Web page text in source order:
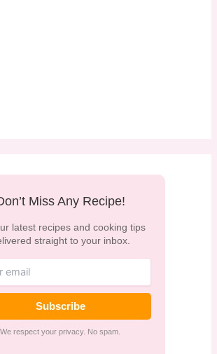
Miss Any Recipe!
latest recipes and cooking tips
straight to your inbox.
Subscribe
We respect your privacy. No spam.